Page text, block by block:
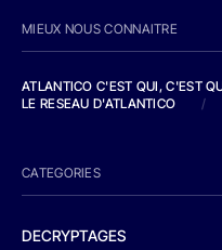
MIEUX NOUS CONNAITRE
ATLANTICO C'EST QUI, C'EST
LE RESEAU D'ATLANTICO
/
CATEGORIES
DECRYPTAGES